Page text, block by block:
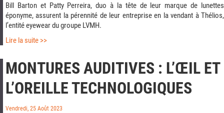
Bill Barton et Patty Perreira, duo à la tête de leur marque de lunettes
éponyme, assurent la pérennité de leur entreprise en la vendant à Thélios,
l’entité eyewear du groupe LVMH.
Lire la suite >>
MONTURES AUDITIVES : L’ŒIL ET
L’OREILLE TECHNOLOGIQUES
Vendredi, 25 Août 2023